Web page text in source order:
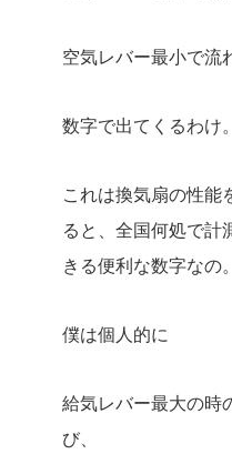
空気レバー最小で
数字で出てくるわけ。
これは換気扇の性能
ると、全国何処で計
きる便利な数字なの。
僕は個人的に
給気レバー最大の
び、